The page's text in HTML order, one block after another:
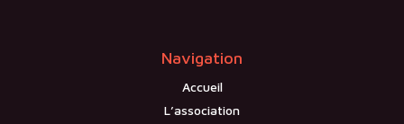
Navigation
Accueil
L’association